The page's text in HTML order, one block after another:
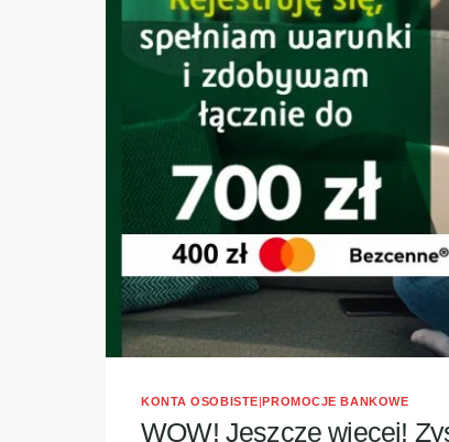
KONTA OSOBISTE|PROMOCJE BANKOWE
WOW! Jeszcze więcej!